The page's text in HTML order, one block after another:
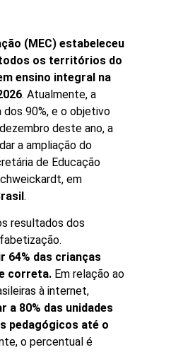
(MEC) estabeleceu
os territórios do
ensino integral na
. Atualmente, a
90%, e o objetivo
deste ano, a
a ampliação do
de Educação
em
.
resultados dos
64% das crianças
correta. Em relação ao
à internet,
a 80% das unidades
pedagógicos até o
o percentual é